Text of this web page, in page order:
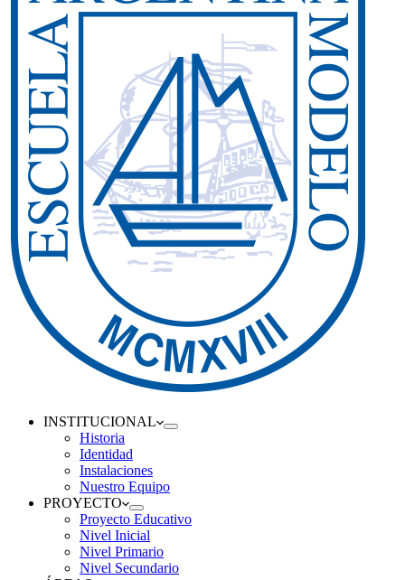
INSTITUCIONAL
Historia
Identidad
Instalaciones
Nuestro Equipo
PROYECTO
Proyecto Educativo
Nivel Inicial
Nivel Primario
Nivel Secundario